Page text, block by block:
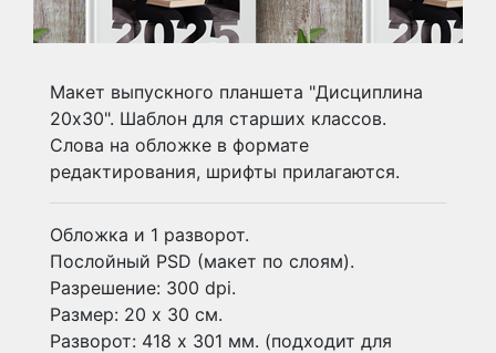
Макет выпускного планшета "Дисциплина
20х30". Шаблон для старших классов.
Слова на обложке в формате
редактирования, шрифты прилагаются.
Обложка и 1 разворот.
Послойный PSD (макет по слоям).
Разрешение: 300 dpi.
Размер: 20 х 30 см.
Разворот: 418 х 301 мм. (подходит для